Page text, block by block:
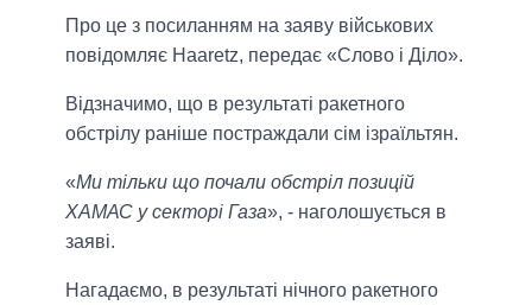
Про це з посиланням на заяву військових
повідомляє Haaretz, передає «Слово і Діло».
Відзначимо, що в результаті ракетного
обстрілу раніше постраждали сім ізраїльтян.
«Ми тільки що почали обстріл позицій
ХАМАС у секторі Газа», - наголошується в
заяві.
Нагадаємо, в результаті нічного ракетного